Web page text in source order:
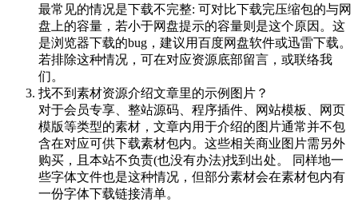
最常见的情况是下载不完整: 可对比下载完压缩包的与网
盘上的容量，若小于网盘提示的容量则是这个原因。这
是浏览器下载的bug，建议用百度网盘软件或迅雷下载。
若排除这种情况，可在对应资源底部留言，或联络我
们。
找不到素材资源介绍文章里的示例图片？
对于会员专享、整站源码、程序插件、网站模板、网页
模版等类型的素材，文章内用于介绍的图片通常并不包
含在对应可供下载素材包内。这些相关商业图片需另外
购买，且本站不负责(也没有办法)找到出处。 同样地一
些字体文件也是这种情况，但部分素材会在素材包内有
一份字体下载链接清单。